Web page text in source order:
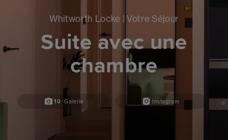
Whitworth Locke | Votre Séjour
Suite avec une
chambre
10 Galerie Instagram